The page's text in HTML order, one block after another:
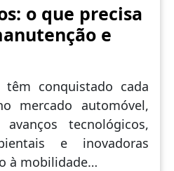
o que precisa
e
conquistado cada
mercado automóvel,
tecnológicos,
e inovadoras
à mobilidade…